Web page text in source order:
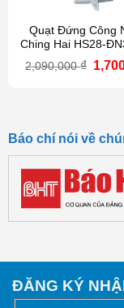
Quạt Đứng Công
Ching Hai HS28-
bạc)
2,090,000₫ Giá
Báo chí nói về
ĐĂNG KÝ